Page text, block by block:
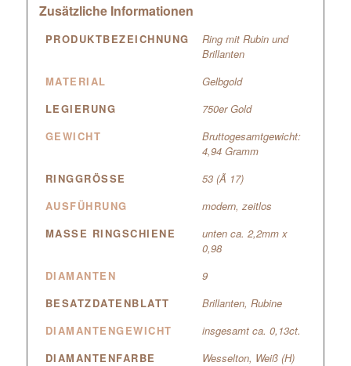
Zusätzliche Informationen
PRODUKTBEZEICHNUNG
Ring mit Rubin und
Brillanten
MATERIAL
Gelbgold
LEGIERUNG
750er Gold
GEWICHT
Bruttogesamtgewicht:
4,94 Gramm
RINGGRÖSSE
53 (Ã 17)
AUSFÜHRUNG
modern, zeitlos
MASSE RINGSCHIENE
unten ca. 2,2mm x
0,98
DIAMANTEN
9
BESATZDATENBLATT
Brillanten, Rubine
DIAMANTENGEWICHT
insgesamt ca. 0,13ct.
DIAMANTENFARBE
Wesselton, Weiß (H)